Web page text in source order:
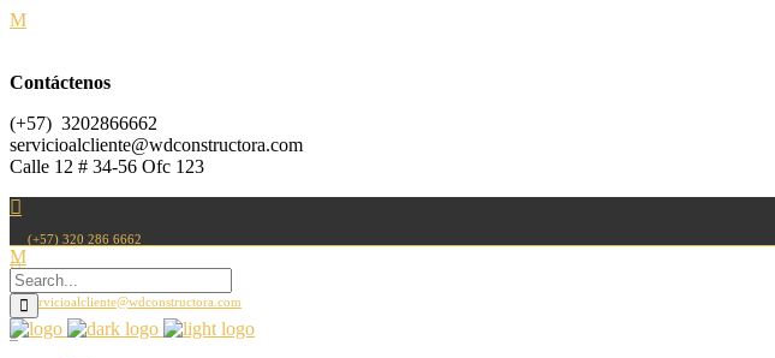
Contáctenos
(+57) 3202866662
servicioalcliente@wdconstructora.com
Calle 12 # 34-56 Ofc 123
(+57) 320 286 6662
servicioalcliente@wdconstructora.com